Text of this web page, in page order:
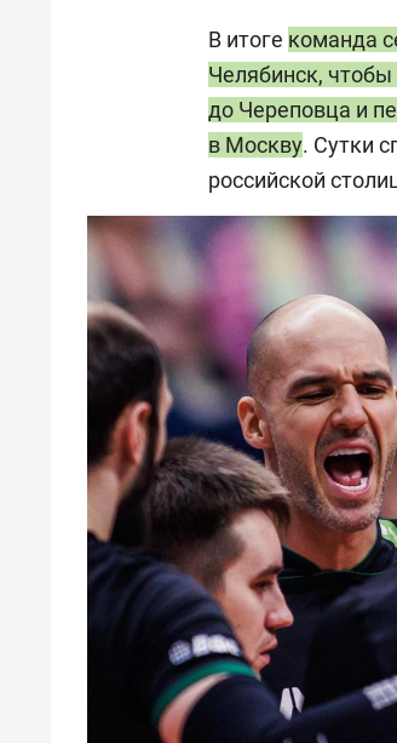
В итоге команда
Челябинск, чтобы
до Череповца и
в Москву. Сутки
российской